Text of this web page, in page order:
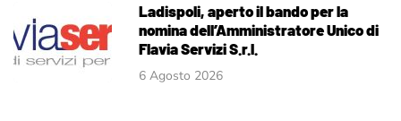
Ladispoli, aperto il bando per la
nomina dell’Amministratore Unico di
Flavia Servizi S.r.l.
6 Agosto 2026